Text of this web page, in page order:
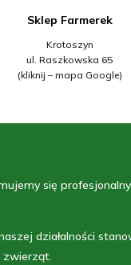
Sklep Farmerek
Krotoszyn
ul. Raszkowska 65
(kliknij – mapa Google)
się
działalności
zwierząt.